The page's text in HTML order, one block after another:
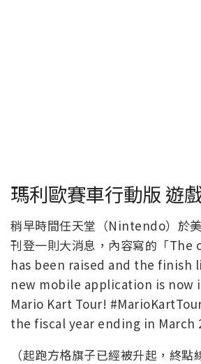
瑪利歐賽車行動版 遊
稍早時間任天堂（Nintendo）於
刊登一則大消息，內容寫的「
has been raised and the finish
new mobile application is now
Mario Kart Tour!
the fiscal year ending in March
（起跑方格旗子已經被升起，終點